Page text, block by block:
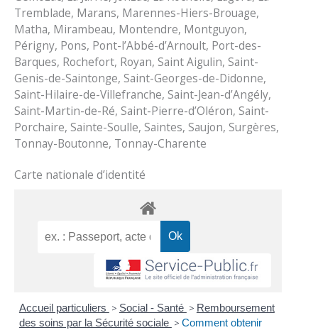
Tremblade, Marans, Marennes-Hiers-Brouage,
Matha, Mirambeau, Montendre, Montguyon,
Périgny, Pons, Pont-l’Abbé-d’Arnoult, Port-des-
Barques, Rochefort, Royan, Saint Aigulin, Saint-
Genis-de-Saintonge, Saint-Georges-de-Didonne,
Saint-Hilaire-de-Villefranche, Saint-Jean-d’Angély,
Saint-Martin-de-Ré, Saint-Pierre-d’Oléron, Saint-
Porchaire, Sainte-Soulle, Saintes, Saujon, Surgères,
Tonnay-Boutonne, Tonnay-Charente
Carte nationale d’identité
Accueil particuliers > Social - Santé > Remboursement
des soins par la Sécurité sociale > Comment obtenir